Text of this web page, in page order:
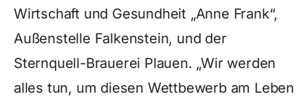
Wirtschaft und Gesundheit „Anne Frank“,
Außenstelle Falkenstein, und der
Sternquell-Brauerei Plauen. „Wir werden
alles tun, um diesen Wettbewerb am Leben